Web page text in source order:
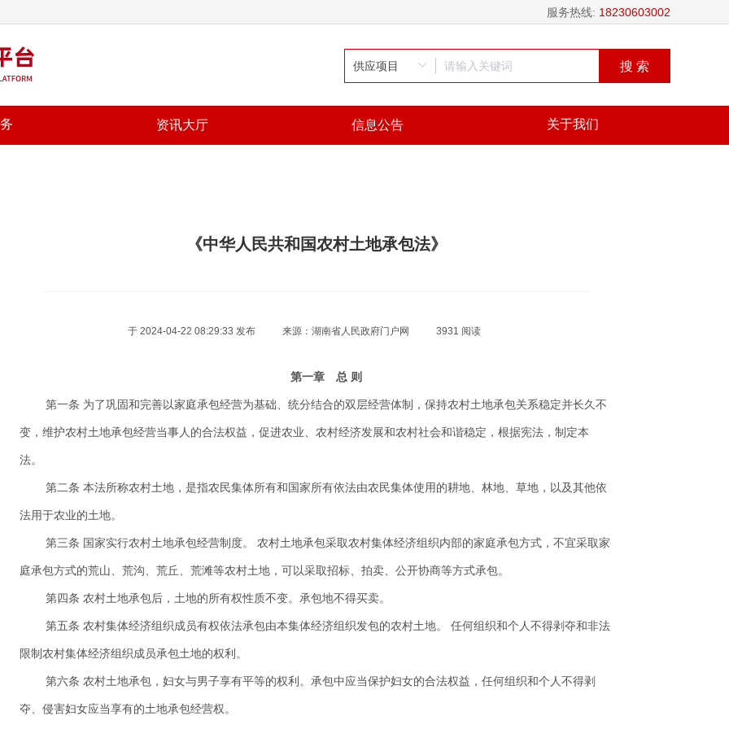
服务热线: 18230603002
搜 索
资讯大厅 信息公告 关于我们
《中华人民共和国农村土地承包法》
于 2024-04-22 08:29:33 发布 来源：湖南省人民政府门户网 3931 阅读
第一章 总 则
第一条 为了巩固和完善以家庭承包经营为基础、统分结合的双层经营体制，保持农村土地承包关系稳定并长久不
变，维护农村土地承包经营当事人的合法权益，促进农业、农村经济发展和农村社会和谐稳定，根据宪法，制定本
法。
第二条 本法所称农村土地，是指农民集体所有和国家所有依法由农民集体使用的耕地、林地、草地，以及其他依
法用于农业的土地。
第三条 国家实行农村土地承包经营制度。 农村土地承包采取农村集体经济组织内部的家庭承包方式，不宜采取家
庭承包方式的荒山、荒沟、荒丘、荒滩等农村土地，可以采取招标、拍卖、公开协商等方式承包。
第四条 农村土地承包后，土地的所有权性质不变。承包地不得买卖。
第五条 农村集体经济组织成员有权依法承包由本集体经济组织发包的农村土地。 任何组织和个人不得剥夺和非法
限制农村集体经济组织成员承包土地的权利。
第六条 农村土地承包，妇女与男子享有平等的权利。承包中应当保护妇女的合法权益，任何组织和个人不得剥
夺、侵害妇女应当享有的土地承包经营权。